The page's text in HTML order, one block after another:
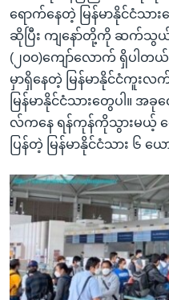
ရောက်နေတဲ့ မြန်မာနိုင်ငံသား
ဆိုပြီး ကျနော်တို့ကို ဆက်သွယ်
(၂၀၀)ကျော်လောက် ရှိပါ
မှာရှိနေတဲ့ မြန်မာနိုင်ငံကူး
မြန်မာနိုင်ငံသားတွေပါ။
လ်ကနေ ရန်ကုန်ကိုသွားမယ့်
ပြန်တဲ့ မြန်မာနိုင်ငံသား ၆